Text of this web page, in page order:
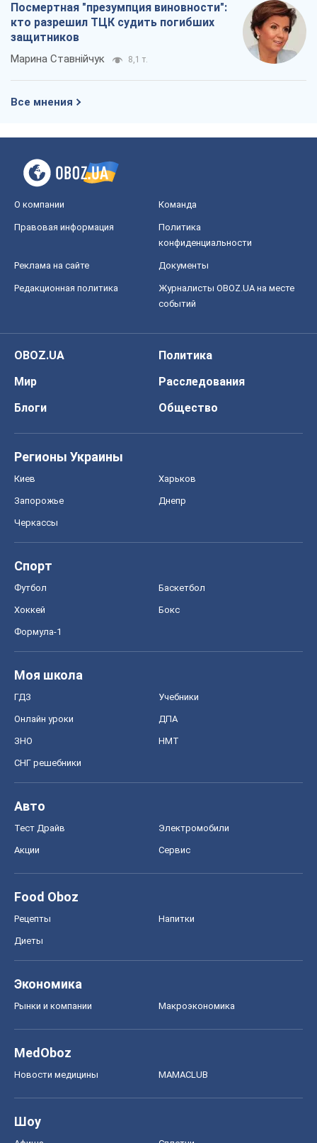
Посмертная "презумпция виновности":
кто разрешил ТЦК судить погибших
защитников
Марина Ставнійчук 8,1 т.
Все мнения
О компании Команда
Правовая информация
Политика
конфиденциальности
Реклама на сайте Документы
Редакционная политика
Журналисты OBOZ.UA на месте
событий
OBOZ.UA
Политика
Мир
Расследования
Блоги
Общество
Регионы Украины
Киев Харьков
Запорожье Днепр
Черкассы
Спорт
Футбол Баскетбол
Хоккей Бокс
Формула-1
Моя школа
ГДЗ Учебники
Онлайн уроки ДПА
ЗНО НМТ
СНГ решебники
Авто
Тест Драйв Электромобили
Акции Сервис
Food Oboz
Рецепты Напитки
Диеты
Экономика
Рынки и компании Mакроэкономика
MedOboz
Новости медицины MAMACLUB
Шоу